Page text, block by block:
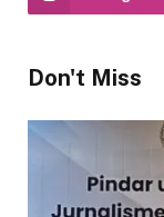
Don't Miss